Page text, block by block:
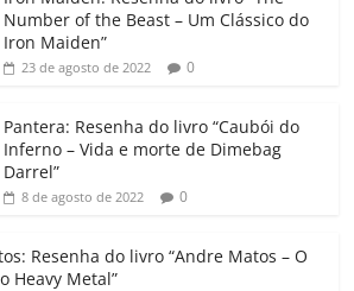
s
A
p
e
dI
gl
e
Cl
a
ss
ro
o
y
Li
k
p
h
ar
Number of the Beast – Um Clássico do
Iron Maiden”
23 de agosto de 2022 0
Pantera: Resenha do livro “Caubói do
Inferno – Vida e morte de Dimebag
Darrel”
8 de agosto de 2022 0
Resenha do livro “Andre Matos – O
Heavy Metal”